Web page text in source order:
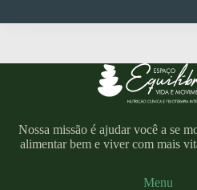
Nossa missão é ajudar você a se
alimentar bem e viver com mais
Menu